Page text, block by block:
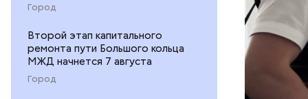
Город
Второй этап капитального
ремонта пути Большого кольца
МЖД начнется 7 августа
Город